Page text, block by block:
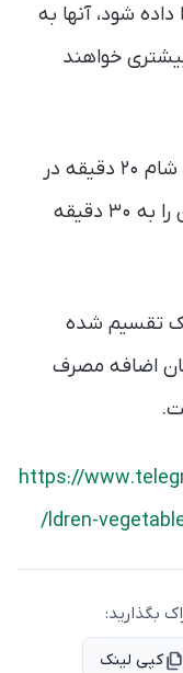
شود، آنها به
بیشتری خواهند
در این بررسی، زمان عادی صرف وعده شام ۲۰ دقیقه در
نظر گرفته شده و مدت‌زمان اضافه آن را به ۳۰ دقیقه
تقسیم شده
اضافه مصرف
https://
ldren-
بگذارید:
کپی لینک